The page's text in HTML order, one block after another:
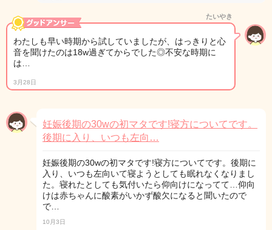
たいやき
わたしも早い時期から試していましたが、はっきりと心
音を聞けたのは18w過ぎてからでした◎不安な時期に
は…
3月28日
妊娠後期の30wの初マタです!寝方についてです。
後期に入り、いつも左向…
妊娠後期の30wの初マタです!寝方についてです。後期に
入り、いつも左向いて寝ようとしても眠れなくなりまし
た。寝れたとしても気付いたら仰向けになってて…仰向
けは赤ちゃんに酸素がいかず酸欠になると聞いたので
で…
10月3日